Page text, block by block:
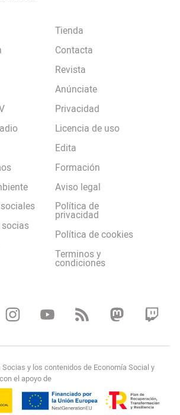
Tienda
Contacta
Revista
Anúnciate
Privacidad
Licencia de uso
Edita
Formación
Aviso legal
Política de
privacidad
Política de cookies
Terminos y
condiciones
Socias y los contenidos de Economía Social y
el apoyo de